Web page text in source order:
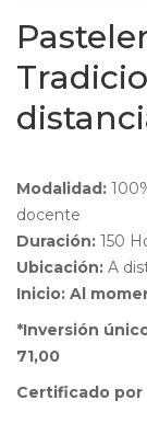
Modalidad:
docente
Duración: 150
Ubicación: A
Inicio: Al
*Inversión
71,00
Certificado por